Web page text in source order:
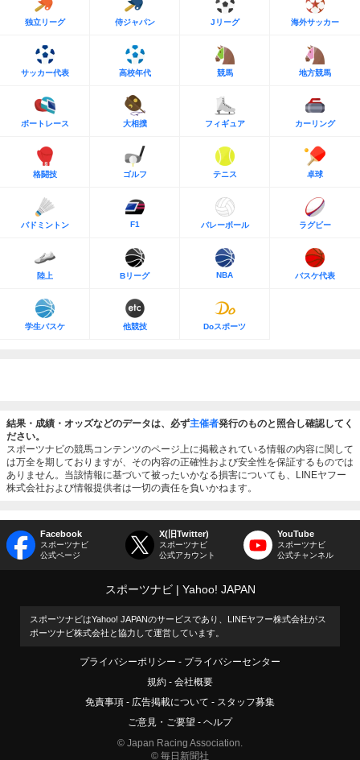
独立リーグ 侍ジャパン Jリーグ 海外サッカー
サッカー代表 高校年代 競馬 地方競馬
ボートレース 大相撲 フィギュア カーリング
格闘技 ゴルフ テニス 卓球
バドミントン F1 バレーボール ラグビー
陸上 Bリーグ NBA バスケ代表
学生バスケ 他競技 Doスポーツ
結果・成績・オッズなどのデータは、必ず主催者発行のものと照合し確認してく
ださい。
スポーツナビの競馬コンテンツのページ上に掲載されている情報の内容に関して
は万全を期しておりますが、その内容の正確性および安全性を保証するものでは
ありません。当該情報に基づいて被ったいかなる損害についても、LINEヤフー
株式会社および情報提供者は一切の責任を負いかねます。
Facebook
スポーツナビ
公式ページ
X(旧Twitter)
スポーツナビ
公式アカウント
YouTube
スポーツナビ
公式チャンネル
スポーツナビ Yahoo! JAPAN
スポーツナビはYahoo! JAPANのサービスであり、LINEヤフー株式会社がス
ポーツナビ株式会社と協力して運営しています。
プライバシーポリシー
プライバシーセンター
規約
会社概要
免責事項
広告掲載について
スタッフ募集
ご意見・ご要望
ヘルプ
© Japan Racing Association.
© 毎日新聞社